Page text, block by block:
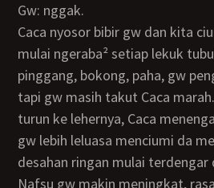
Gw: nggak.
Caca nyosor bibir gw dan kita ciuman lagi, tangan gw
mulai ngeraba² setiap lekuk
pinggang, bokong, paha, gw
tapi gw masih takut Caca
turun ke lehernya, Caca
gw lebih leluasa menciumi da
desahan ringan mulai terdengar
Nafsu gw makin meningkat, rasa takut Caca marah